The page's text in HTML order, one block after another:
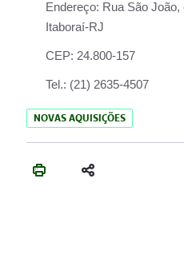
Endereço: Rua São
Itaboraí-RJ
CEP: 24.800-157
Tel.: (21) 2635-4507
NOVAS AQUISIÇÕES